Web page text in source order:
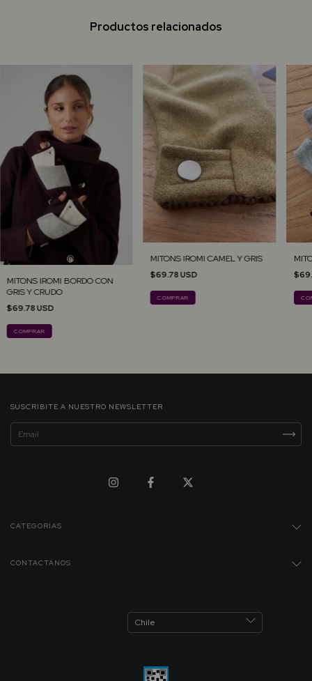
Productos relacionados
MITONS IROMI BORDO CON
GRIS Y CRUDO
$69.78 USD
COMPRAR
MITONS IROMI CAMEL Y GRIS
$69.78 USD
COMPRAR
SUSCRIBITE A NUESTRO NEWSLETTER
CATEGORÍAS
CONTACTÁNOS